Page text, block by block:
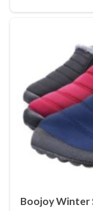
Boojoy Winter